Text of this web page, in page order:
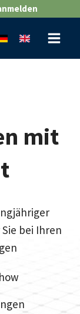
mit
bei Ihren